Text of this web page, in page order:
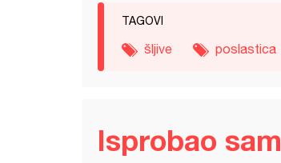
TAGOVI
šljive poslastica
Isprobao sam